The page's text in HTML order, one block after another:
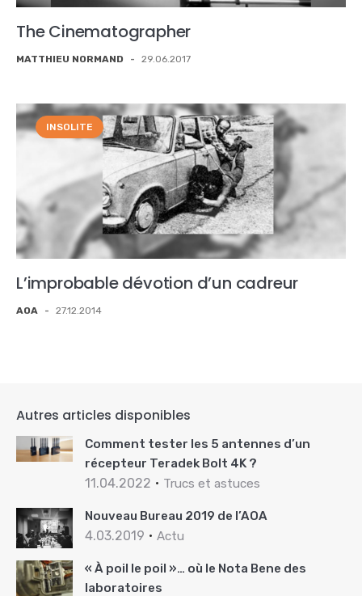
The Cinematographer
MATTHIEU NORMAND - 29.06.2017
INSOLITE
L’improbable dévotion d’un cadreur
AOA - 27.12.2014
Autres articles disponibles
Comment tester les 5 antennes d’un
récepteur Teradek Bolt 4K ?
11.04.2022 Trucs et astuces
Nouveau Bureau 2019 de l’AOA
4.03.2019 Actu
« À poil le poil »… où le Nota Bene des
laboratoires